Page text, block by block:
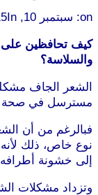
on: سبتمبر 10, 2015 In:
كيف تحافظين على
والسلاسة؟
الشعر الجاف
مسترسل في صحة
فبالرغم من أن
نوع خاص، ذلك لأنه
إلى خشونة
وتزداد مشكلات